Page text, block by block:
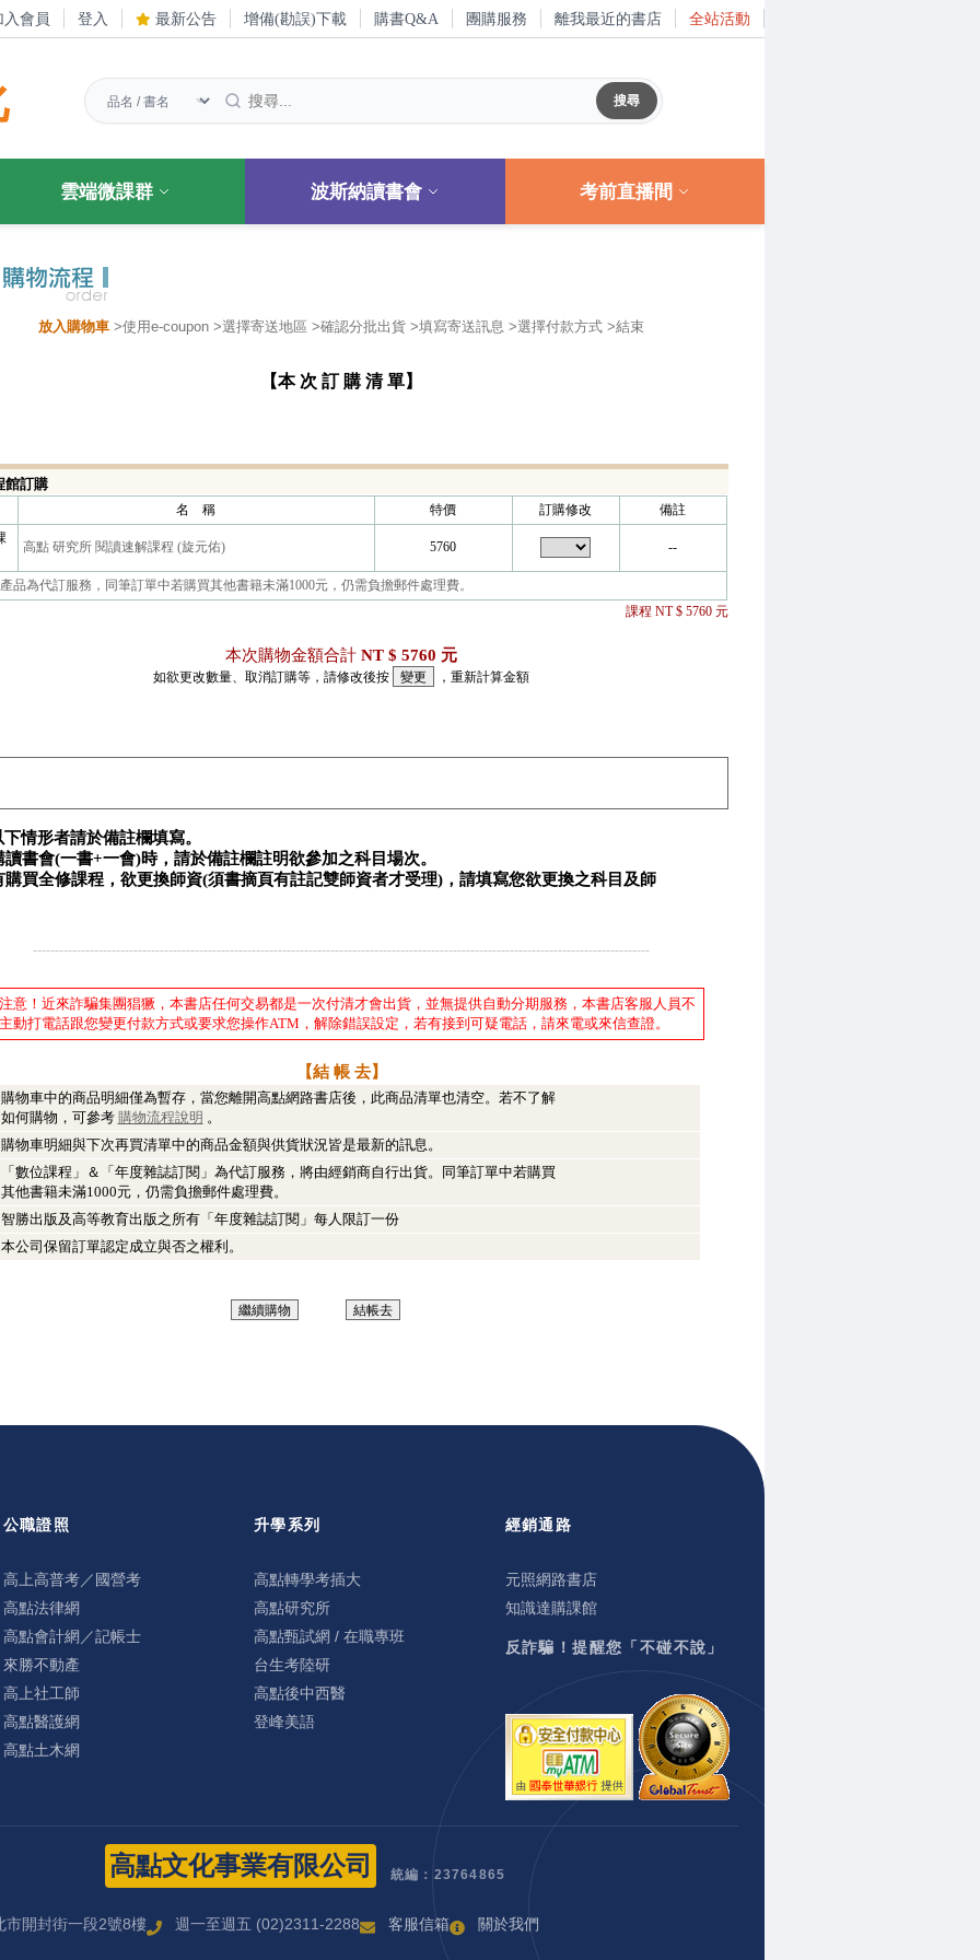
入會員 登入 最新公告 增備(勘誤)下載 購書Q&A 團購服務 離我最近的書店 全站活動
雲端微課群 波斯納讀書會 考前直播間
放入購物車 >使用e-coupon >選擇寄送地區 >確認分批出貨 >填寫寄送訊息 >選擇付款方式 >結束
【本 次 訂 購 清 單】
館訂購
名 稱 特價 訂購修改
備註
高點 研究所 閱讀速解課程 (旋元佑) 5760 --
品為代訂服務，同筆訂單中若購買其他書籍未滿1000元，仍需負擔郵件處理費。
課程 NT $ 5760 元
本次購物金額合計 NT $ 5760 元
如欲更改數量、取消訂購等，請修改後按 ，重新計算金額
情形者請於備註欄填寫。
讀書會(一書+一會)時，請於備註欄註明欲參加之科目場次。
購買全修課程，欲更換師資(須書摘頁有註記雙師資者才受理)，請填寫您欲更換之科目及師
---------------------------------------------------------------------------------------------------------------------------------------------
意！近來詐騙集團猖獗，本書店任何交易都是一次付清才會出貨，並無提供自動分期服務，本書店客服人員不
動打電話跟您變更付款方式或要求您操作ATM，解除錯誤設定，若有接到可疑電話，請來電或來信查證。
【結 帳 去】
購物車中的商品明細僅為暫存，當您離開高點網路書店後，此商品清單也清空。若不了解
何購物，可參考 購物流程說明 。
購物車明細與下次再買清單中的商品金額與供貨狀況皆是最新的訊息。
「數位課程」＆「年度雜誌訂閱」為代訂服務，將由經銷商自行出貨。同筆訂單中若購買
他書籍未滿1000元，仍需負擔郵件處理費。
智勝出版及高等教育出版之所有「年度雜誌訂閱」每人限訂一份
本公司保留訂單認定成立與否之權利。
公職證照
高上高普考／國營考
高點法律網
高點會計網／記帳士
來勝不動產
高上社工師
高點醫護網
高點土木網
升學系列
高點轉學考插大
高點研究所
高點甄試網 / 在職專班
台生考陸研
高點後中西醫
登峰美語
經銷通路
元照網路書店
知識達購課館
反詐騙！提醒您「不碰不說」
高點文化事業有限公司 統編：23764865
市開封街一段2號8樓 週一至週五 (02)2311-2288 客服信箱 關於我們